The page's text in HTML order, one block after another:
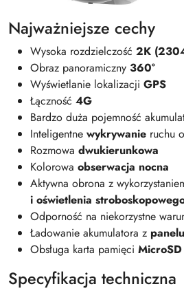
Najważniejsze cechy
Wysoka rozdzielczość 2K
Obraz panoramiczny 360°
Wyświetlanie lokalizacji GPS
Łączność 4G
Bardzo duża pojemność
Inteligentne wykrywanie ruchu
Rozmowa dwukierunkowa
Kolorowa obserwacja nocna
Aktywna obrona z
i oświetlenia
Odporność na niekorzystne
Ładowanie akumulatora z
Obsługa karta pamięci
Specyfikacja techniczna